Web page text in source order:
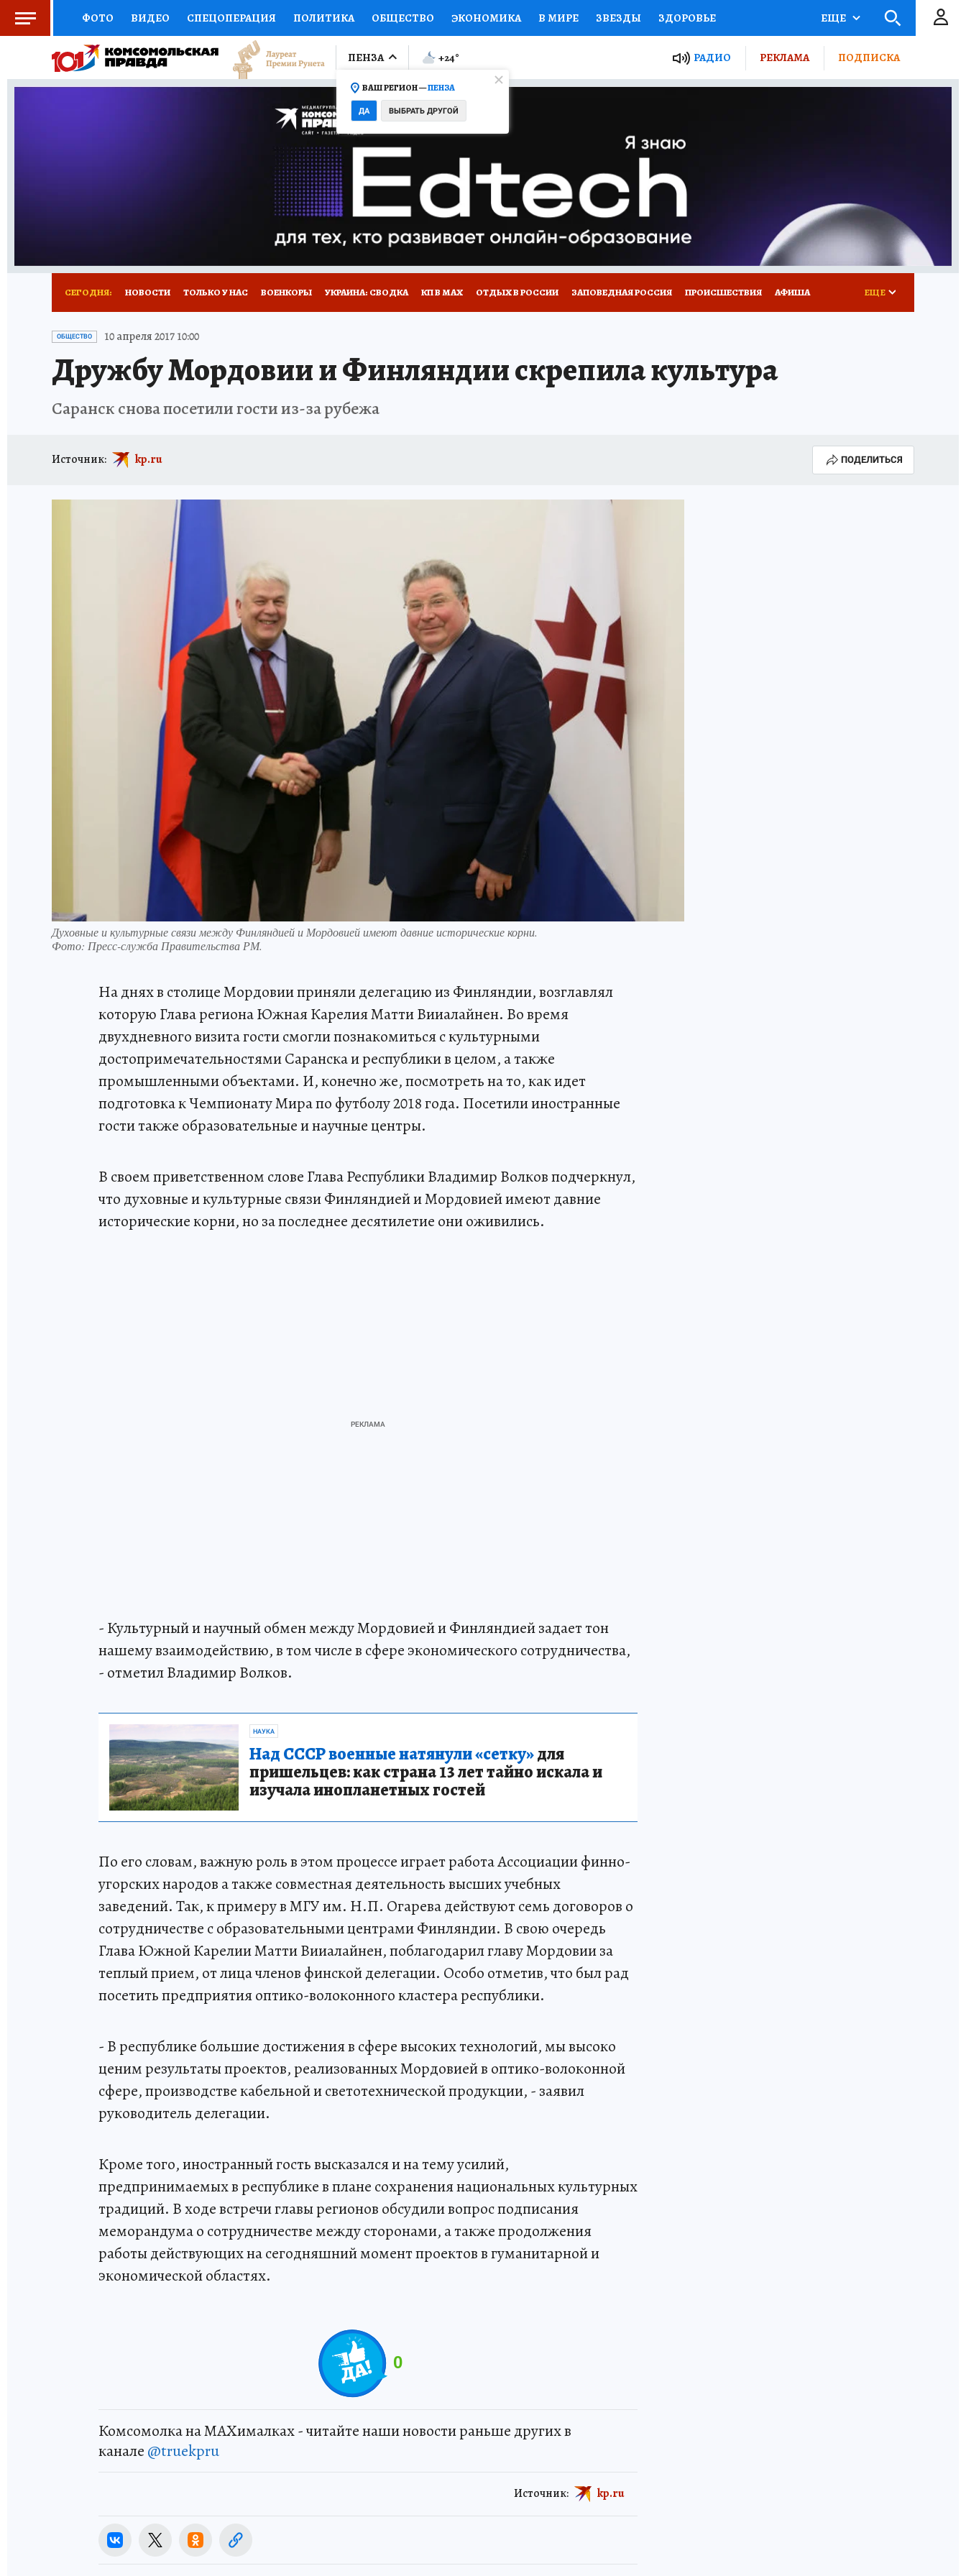
ФОТО ВИДЕО СПЕЦОПЕРАЦИЯ ПОЛИТИКА ОБЩЕСТВО ЭКОНОМИКА В МИРЕ ЗВЕЗДЫ ЗДОРОВЬЕ
СОЦПОДДЕРЖКА НАУКА СПОРТ КОЛУМНИСТЫ ПРОИСШЕСТВИЯ НАЦИОНАЛЬНЫЕ ПРОЕКТЫ РОССИИ
ВЫБОР ЭКСПЕРТОВ ДОКТОР ФИНАНСЫ ОТКРЫВАЕМ МИР Я ЗНАЮ СЕМЬЯ ЖЕНСКИЕ СЕКРЕТЫ ПУТЕВОДИТЕЛЬ
ПРОГНОЗЫ НА СПОРТ ПРОМОКОДЫ СЕРИАЛЫ
ТЕЛЕВИЗОР КОЛЛЕКЦИИ КОНКУРСЫ ГИД ПОТРЕБИТЕЛЯ
НОВОЕ НА САЙТЕ
ЕЩЕ
ПЕНЗА
ВАШ РЕГИОН —ПЕНЗА
ДА ВЫБРАТЬ ДРУГОЙ
+24° РАДИО РЕКЛАМА ПОДПИСКА
СЕГОДНЯ: НОВОСТИ ТОЛЬКО У НАС ВОЕНКОРЫ УКРАИНА: СВОДКА КП В МАХ ОТДЫХ В РОССИИ ЗАПОВЕДНАЯ РОССИЯ ПРОИСШЕСТВИЯ АФИША
ИСПЫТАНО НА СЕБЕ
ЕЩЕ
ОБЩЕСТВО 10 апреля 2017 10:00
Дружбу Мордовии и Финляндии скрепила культура
Саранск снова посетили гости из-за рубежа
Источник: kp.ru ПОДЕЛИТЬСЯ
Духовные и культурные связи между Финляндией и Мордовией имеют давние исторические корни.
Фото: Пресс-служба Правительства РМ.
На днях в столице Мордовии приняли делегацию из Финляндии, возглавлял
которую Глава региона Южная Карелия Матти Вииалайнен. Во время
двухдневного визита гости смогли познакомиться с культурными
достопримечательностями Саранска и республики в целом, а также
промышленными объектами. И, конечно же, посмотреть на то, как идет
подготовка к Чемпионату Мира по футболу 2018 года. Посетили иностранные
гости также образовательные и научные центры.
В своем приветственном слове Глава Республики Владимир Волков подчеркнул,
что духовные и культурные связи Финляндией и Мордовией имеют давние
исторические корни, но за последнее десятилетие они оживились.
- Культурный и научный обмен между Мордовией и Финляндией задает тон
нашему взаимодействию, в том числе в сфере экономического сотрудничества,
- отметил Владимир Волков.
НАУКА
Над СССР военные натянули «сетку»для
пришельцев: как страна 13 лет тайно искала и
изучала инопланетных гостей
По его словам, важную роль в этом процессе играет работа Ассоциации финно-
угорских народов а также совместная деятельность высших учебных
заведений. Так, к примеру в МГУ им. Н.П. Огарева действуют семь договоров о
сотрудничестве с образовательными центрами Финляндии. В свою очередь
Глава Южной Карелии Матти Вииалайнен, поблагодарил главу Мордовии за
теплый прием, от лица членов финской делегации. Особо отметив, что был рад
посетить предприятия оптико-волоконного кластера республики.
- В республике большие достижения в сфере высоких технологий, мы высоко
ценим результаты проектов, реализованных Мордовией в оптико-волоконной
сфере, производстве кабельной и светотехнической продукции, - заявил
руководитель делегации.
Кроме того, иностранный гость высказался и на тему усилий,
предпринимаемых в республике в плане сохранения национальных культурных
традиций. В ходе встречи главы регионов обсудили вопрос подписания
меморандума о сотрудничестве между сторонами, а также продолжения
работы действующих на сегодняшний момент проектов в гуманитарной и
экономической областях.
0
Комсомолка на MAXималках - читайте наши новости раньше других в
канале @truekpru
Источник: kp.ru